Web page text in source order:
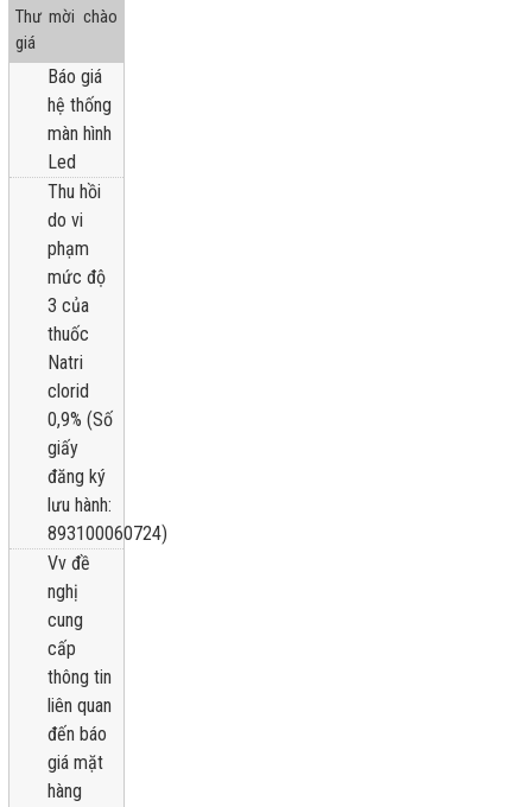
Thư mời chào
giá
Báo giá
hệ thống
màn hình
Led
Thu hồi
do vi
phạm
mức độ
3 của
thuốc
Natri
clorid
0,9% (Số
giấy
đăng ký
lưu hành:
893100060724)
Vv đề
nghị
cung
cấp
thông tin
liên quan
đến báo
giá mặt
hàng